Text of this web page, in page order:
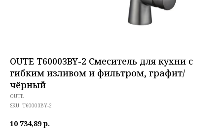
OUTE T60003BY-2 Смеситель для кухни с
гибким изливом и фильтром, графит/
чёрный
OUTE
SKU: T60003BY-2
10 734,89 р.